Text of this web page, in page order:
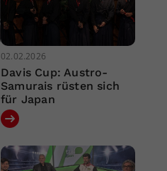
02.02.2026
Davis Cup: Austro-
Samurais rüsten sich
für Japan